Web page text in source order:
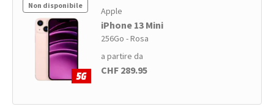
Non disponibile Apple
iPhone 13 Mini
256Go - Rosa
a partire da
CHF 289.95